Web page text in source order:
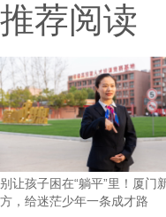
推荐阅读
别让孩子困在“躺平”里！厦门
方，给迷茫少年一条成才路